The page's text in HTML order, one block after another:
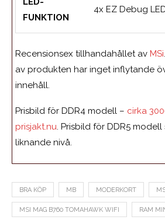
FUNKTION
4x EZ Debug
Recensionsex tillhandahållet av MSi
av produkten har inget inflytande
innehåll.
Prisbild för DDR4 modell – cirka
prisjakt.nu. Prisbild för DDR5
liknande nivå.
BRA KÖP MB MODERKORT
MSI MAG B760 TOMAHAWK WIFI RAM